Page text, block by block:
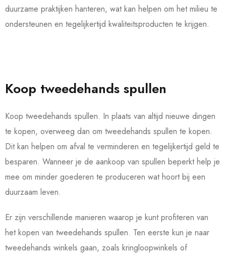
duurzame praktijken hanteren, wat kan helpen om het milieu te
ondersteunen en tegelijkertijd kwaliteitsproducten te krijgen.
Koop tweedehands spullen
Koop tweedehands spullen. In plaats van altijd nieuwe dingen
te kopen, overweeg dan om tweedehands spullen te kopen.
Dit kan helpen om afval te verminderen en tegelijkertijd geld te
besparen. Wanneer je de aankoop van spullen beperkt help je
mee om minder goederen te produceren wat hoort bij een
duurzaam leven.
Er zijn verschillende manieren waarop je kunt profiteren van
het kopen van tweedehands spullen. Ten eerste kun je naar
tweedehands winkels gaan, zoals kringloopwinkels of